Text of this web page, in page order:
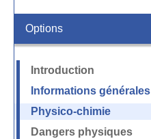
Options
Introduction
Informations générales
Physico-chimie
Dangers physiques